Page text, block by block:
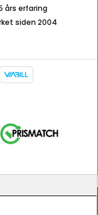
års erfaring
siden 2004